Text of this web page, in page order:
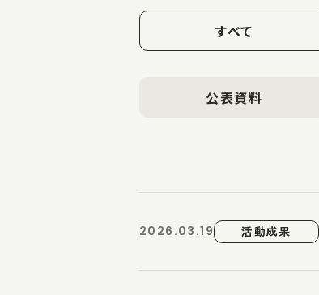
すべて
公表資料
2026.03.19 活動成果